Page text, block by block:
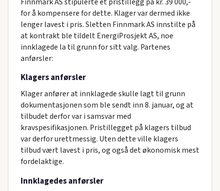
for å kompensere for dette. Klager var dermed ikke
lenger lavest i pris. Sletten Finnmark AS innstilte på
at kontrakt ble tildelt EnergiProsjekt AS, noe
innklagede la til grunn for sitt valg. Partenes
anførsler:
Klagers anførsler
Klager anfører at innklagede skulle lagt til grunn
dokumentasjonen som ble sendt inn 8. januar, og at
tilbudet derfor var i samsvar med
kravspesifikasjonen. Pristillegget på klagers tilbud
var derfor urettmessig. Uten dette ville klagers
tilbud vært lavest i pris, og også det økonomisk mest
fordelaktige.
Innklagedes anførsler